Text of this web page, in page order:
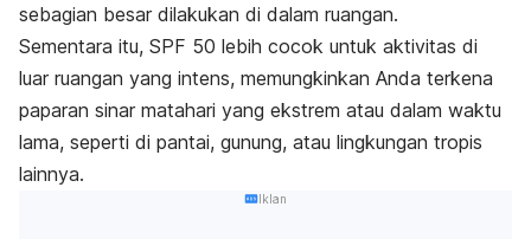
sebagian besar dilakukan di dalam ruangan.
Sementara itu, SPF 50 lebih cocok untuk aktivitas di
luar ruangan yang intens, memungkinkan Anda terkena
paparan sinar matahari yang ekstrem atau dalam waktu
lama, seperti di pantai, gunung, atau lingkungan tropis
lainnya.
Iklan